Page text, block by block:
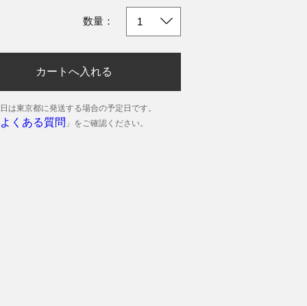
数量：
カートへ入れる
は東京都に発送する場合の予定日です。
よくある質問 」をご確認ください。